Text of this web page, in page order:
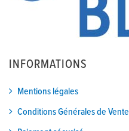
INFORMATIONS
Mentions légales
Conditions Générales de Vente